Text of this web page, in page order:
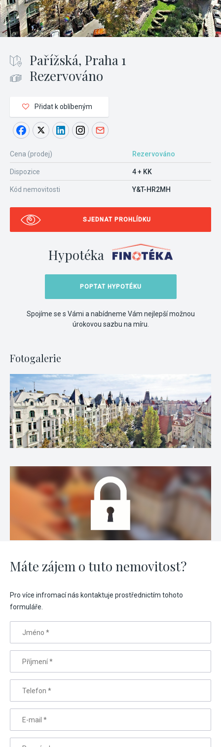
Pařížská, Praha 1
Rezervováno
Přidat k oblíbeným
Cena (prodej) Rezervováno
Dispozice 4 + KK
Kód nemovitosti Y&T-HR2MH
SJEDNAT PROHLÍDKU
Hypotéka
POPTAT HYPOTÉKU
Spojíme se s Vámi a nabídneme Vám nejlepší možnou
úrokovou sazbu na míru.
Fotogalerie
Máte zájem o tuto nemovitost?
Pro více infromací nás kontaktuje prostřednictím tohoto
formuláře.